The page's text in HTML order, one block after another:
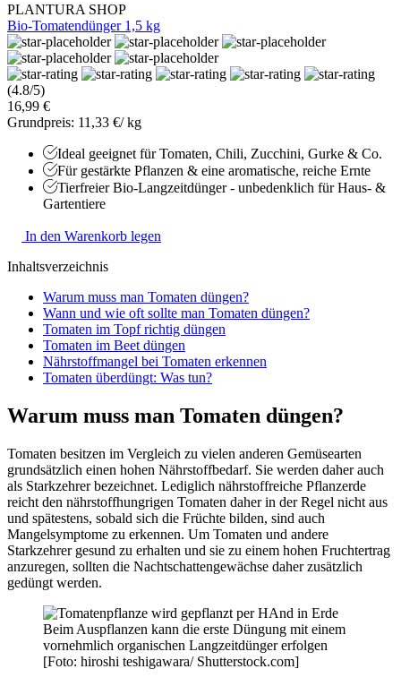
PLANTURA SHOP
Bio-Tomatendünger 1,5 kg
(4.8/5)
16,99 €
Grundpreis: 11,33 €/ kg
Ideal geeignet für Tomaten, Chili, Zucchini, Gurke & Co.
Für gestärkte Pflanzen & eine aromatische, reiche Ernte
Tierfreier Bio-Langzeitdünger - unbedenklich für Haus- &
Gartentiere
In den Warenkorb legen
Inhaltsverzeichnis
Warum muss man Tomaten düngen?
Wann und wie oft sollte man Tomaten düngen?
Tomaten im Topf richtig düngen
Tomaten im Beet düngen
Nährstoffmangel bei Tomaten erkennen
Tomaten überdüngt: Was tun?
Warum muss man Tomaten düngen?
Tomaten besitzen im Vergleich zu vielen anderen Gemüsearten
grundsätzlich einen hohen Nährstoffbedarf. Sie werden daher auch
als Starkzehrer bezeichnet. Lediglich nährstoffreiche Pflanzerde
reicht den nährstoffhungrigen Tomaten daher in der Regel nicht aus
und spätestens, sobald sich die Früchte bilden, sind auch
Mangelsymptome zu erkennen. Um Tomaten und andere
Starkzehrer gesund zu erhalten und sie zu einem hohen Fruchtertrag
anzuregen, sollten die Nachtschattengewächse daher zusätzlich
gedüngt werden.
Beim Auspflanzen kann die erste Düngung mit einem
vornehmlich organischen Langzeitdünger erfolgen
[Foto: hiroshi teshigawara/ Shutterstock.com]